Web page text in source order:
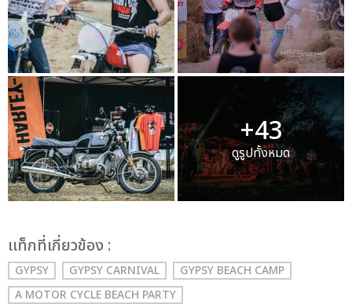
+43
ดูรูปทั้งหมด
เเท็กที่เกี่ยวข้อง :
GYPSY GYPSY CARNIVAL
GYPSY BEACH CAMP
A MOTOR CYCLE BEACH PARTY